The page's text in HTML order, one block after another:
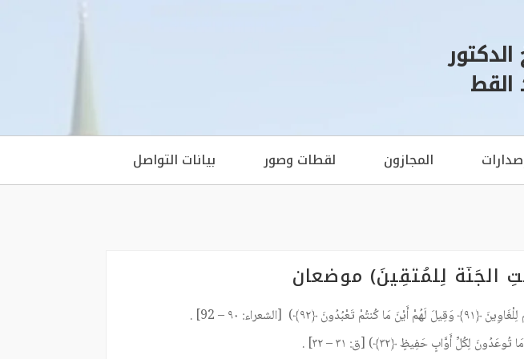
القط
المجازون لقطات وصور بيانات التواصل
الْجَنَّةُ لِلْمُتَّقِينَ) موضعان